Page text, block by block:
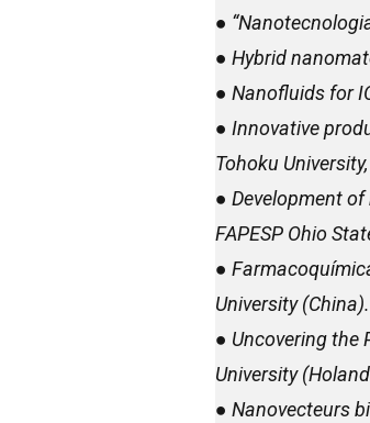
●
● Hybrid
● Nanofluids for
● Innovative
Tohoku
● Development
FAPESP Ohio
●
University (China).
● Uncovering the
University
● Nanovecteurs